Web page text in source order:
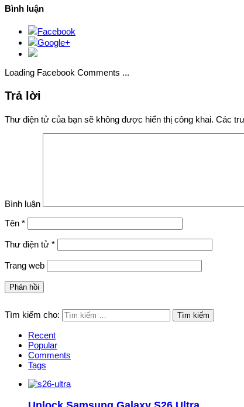
Bình luận
Facebook
Google+
Loading Facebook Comments ...
Trả lời
Thư điện tử của bạn sẽ không được hiển thị công khai. Các
Bình luận
Tên *
Thư điện tử *
Trang web
Tìm kiếm cho:
Recent
Popular
Comments
Tags